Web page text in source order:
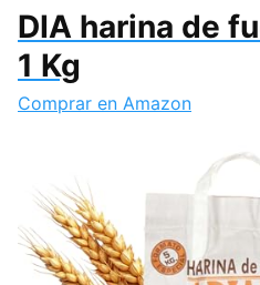
DIA harina de
1 Kg
Comprar en Amazon